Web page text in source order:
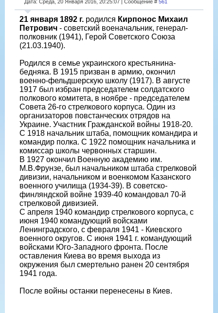
Дата: Среда, 20 Января 2016, 20:25:07 | Сообщение # 561
21 января 1892 г. родился Кирпонос Михаил
Петрович - советский военачальник, генерал-
полковник (1941), Герой Советского Союза
(21.03.1940).
Родился в семье украинского крестьянина-
бедняка. В 1915 призван в армию, окончил
военно-фельдшерскую школу (1917). В августе
1917 был избран председателем солдатского
полкового комитета, в ноябре - председателем
Совета 26-го стрелкового корпуса. Один из
организаторов повстанческих отрядов на
Украине. Участник Гражданской войны 1918-20.
С 1918 начальник штаба, помощник командира и
командир полка. С 1922 помощник начальника и
комиссар школы червонных старшин.
В 1927 окончил Военную академию им.
М.В.Фрунзе, был начальником штаба стрелковой
дивизии, начальником и военкомом Казанского
военного училища (1934-39). В советско-
финляндской войне 1939-40 командовал 70-й
стрелковой дивизией.
С апреля 1940 командир стрелкового корпуса, с
июня 1940 командующий войсками
Ленинградского, с февраля 1941 - Киевского
военного округов. С июня 1941 г. командующий
войсками Юго-Западного фронта. После
оставления Киева во время выхода из
окружения был смертельно ранен 20 сентября
1941 года.
После войны останки перенесены в Киев.